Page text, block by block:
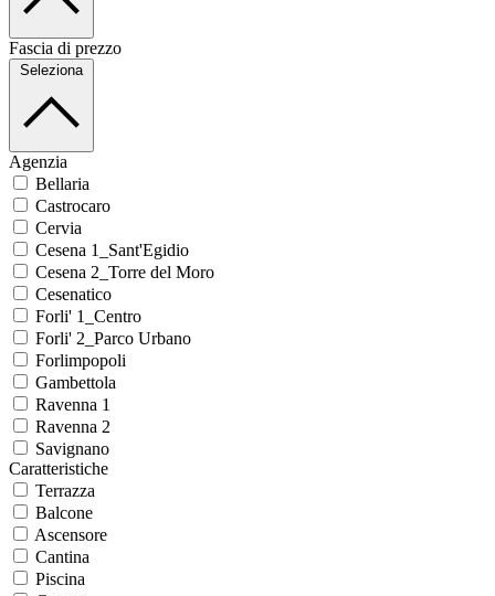
Fascia di prezzo
Seleziona
Agenzia
Bellaria
Castrocaro
Cervia
Cesena 1_Sant'Egidio
Cesena 2_Torre del Moro
Cesenatico
Forli' 1_Centro
Forli' 2_Parco Urbano
Forlimpopoli
Gambettola
Ravenna 1
Ravenna 2
Savignano
Caratteristiche
Terrazza
Balcone
Ascensore
Cantina
Piscina